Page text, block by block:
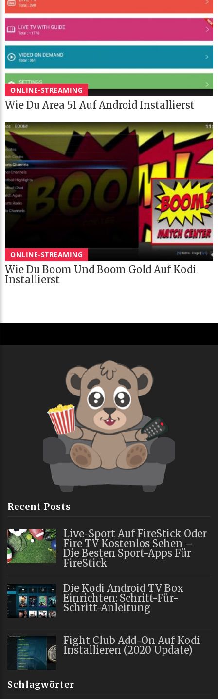
ONLINE-STREAMING
Wie Du Area 51 Auf Android Installierst
ONLINE-STREAMING
Wie Du Boom Und Boom Gold Auf Kodi
Installierst
Recent Posts
Live-Sport Auf FireStick Oder
Fire TV Kostenlos Sehen –
Die Besten Sport-Apps Für
FireStick
Die Kodi Android TV Box
Einrichten: Schritt-Für-
Schritt-Anleitung
Fight Club Add-On Auf Kodi
Installieren (2020 Update)
Schlagwörter